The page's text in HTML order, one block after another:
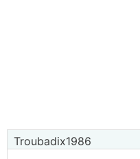
Troubadix1986